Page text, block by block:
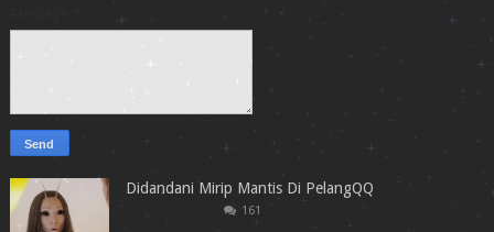
Message
Didandani Mirip Mantis Di PelangQQ
161